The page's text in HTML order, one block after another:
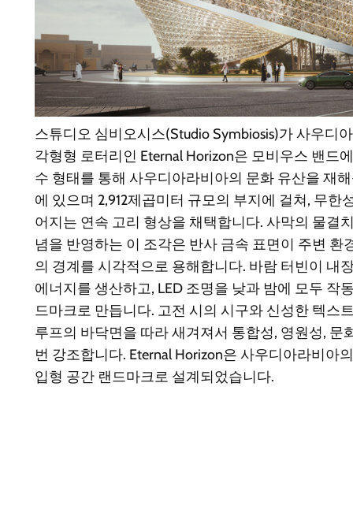
스튜디오 심비오시스(Studio Symbiosis)가 사우디
각형형 로터리인 Eternal Horizon은 모비우스 밴드
수 형태를 통해 사우디아라비아의 문화 유산을 재
에 있으며 2,912제곱미터 규모의 부지에 걸쳐, 무한
어지는 연속 고리 형상을 채택합니다. 사막의 물결
념을 반영하는 이 조각은 반사 금속 표면이 주변 환
의 경계를 시각적으로 용해합니다. 바람 터빈이 내
에너지를 생산하고, LED 조명을 낮과 밤에 모두 작
드마크로 만듭니다. 고전 시의 시구와 신성한 텍스
루프의 바닥면을 따라 새겨져서 통합성, 영원성, 문
번 강조합니다. Eternal Horizon은 사우디아라비아
입형 공간 랜드마크로 설계되었습니다.